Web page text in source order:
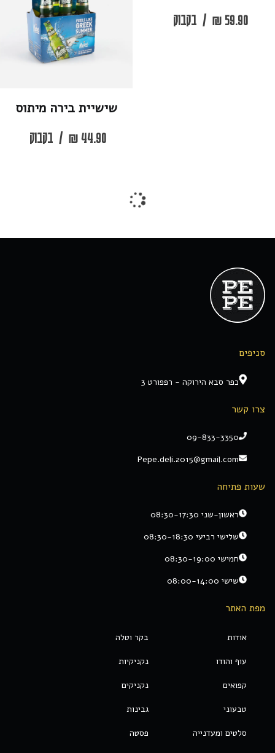
₪ 59.90
/ בקבוק
שישיית בירה מיתוס
₪44.90
/ בקבוק
סניפים
כפר סבא הירוקה - רפפורט 3
צרו קשר
09-833-3350
Pepe.deli.2015@gmail.com
שעות פתיחה
ראשון-שני 08:30-17:30
שלישי רביעי 08:30-18:30
חמישי 08:30-19:00
שישי 08:00-14:00
מפת האתר
אודות בקר וטלה
עוף והודו נקניקיות
קפואים נקניקים
טבעוני גבינות
סלטים ומעדנייה פסטה